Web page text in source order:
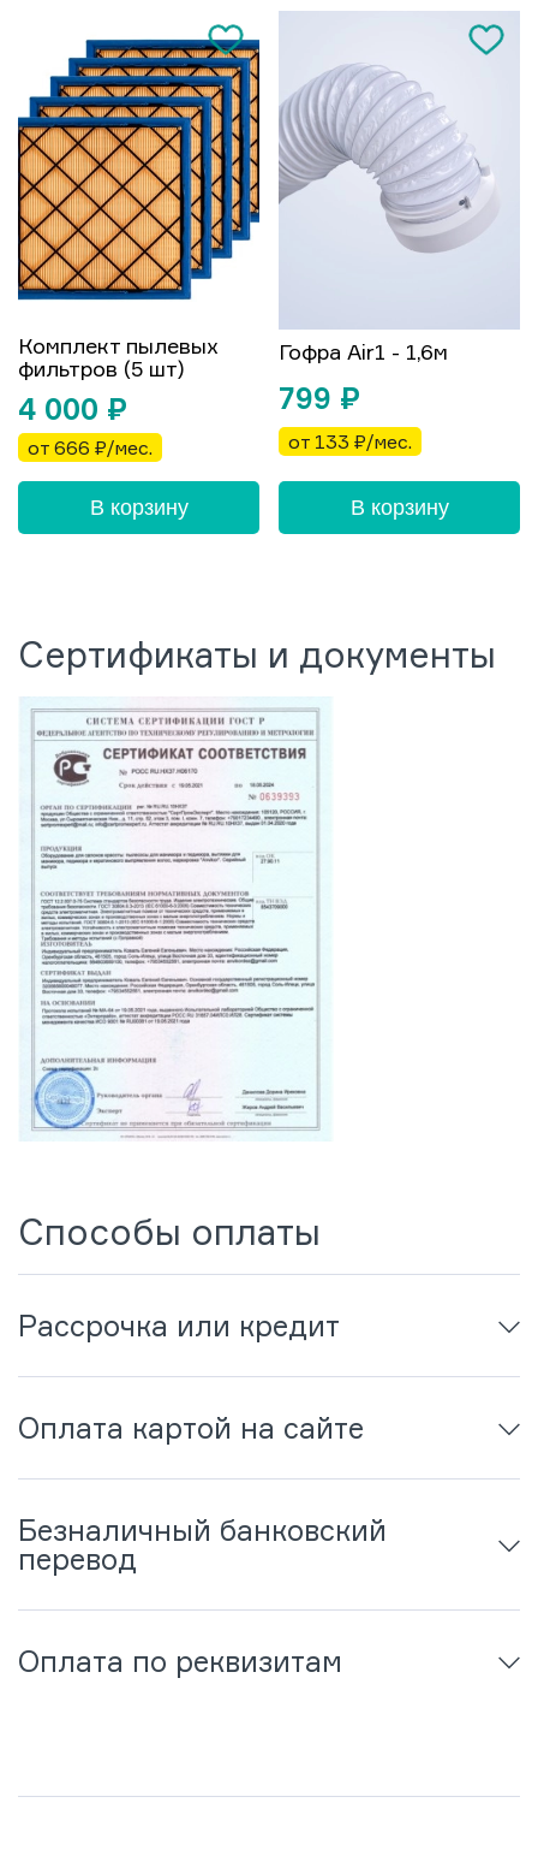
Комплект пылевых
фильтров (5 шт)
4 000 ₽
от 666 ₽/мес.
В корзину
Гофра Air1 - 1,6м
799 ₽
от 133 ₽/мес.
В корзину
Сертификаты и документы
Способы оплаты
Рассрочка или кредит
Оплата картой на сайте
Безналичный банковский
перевод
Оплата по реквизитам